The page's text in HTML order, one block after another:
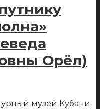
Орёл)
музей Кубани